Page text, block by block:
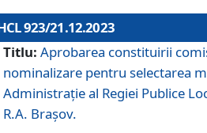
923/21.12.2023
Titlu: Aprobarea constituirii
nominalizare pentru selectarea
Administrație al Regiei Publice
R.A. Brașov.